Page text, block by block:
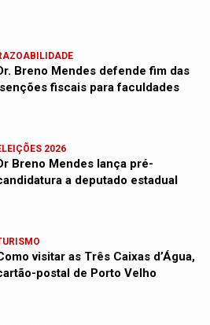
Breno Mendes defende fim das
fiscais para faculdades
2026
Breno Mendes lança pré-
a deputado estadual
visitar as Três Caixas d’Água,
postal de Porto Velho